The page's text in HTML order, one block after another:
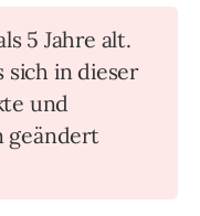
5 Jahre alt.
sich in dieser
und
geändert